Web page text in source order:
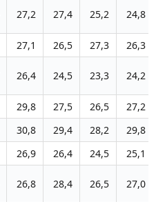
27,2 27,4 25,2 24,8
27,1 26,5 27,3 26,3
26,4 24,5 23,3 24,2
29,8 27,5 26,5 27,2
30,8 29,4 28,2 29,8
26,9 26,4 24,5 25,1
26,8 28,4 26,5 27,0